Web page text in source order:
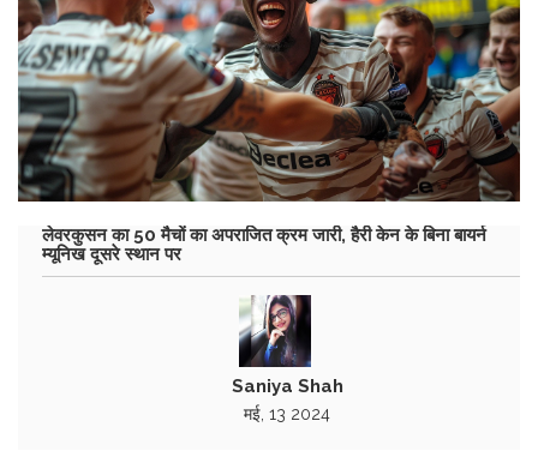
लेवरकुसन का 50 मैचों का अपराजित क्रम जारी, हैरी केन के बिना बायर्न
म्यूनिख दूसरे स्थान पर
Saniya Shah
मई, 13 2024